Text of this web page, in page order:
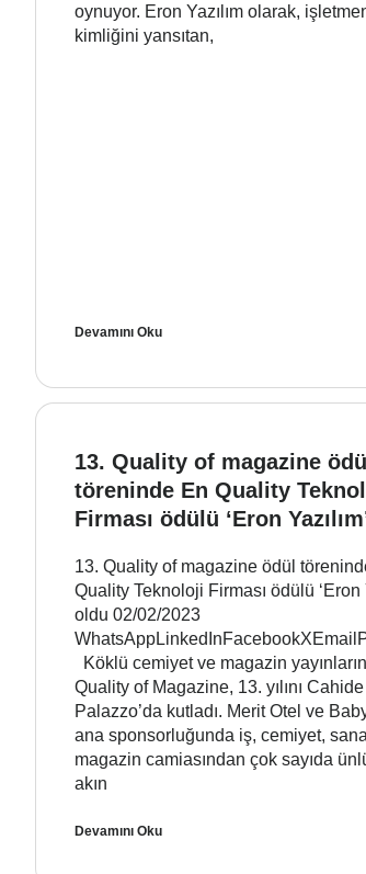
oynuyor. Eron Yazılım olarak,
kimliğini yansıtan,
Devamını Oku
13. Quality of magazine ödül
töreninde En Quality
Firması ödülü ‘Eron
13. Quality of magazine ödül
Quality Teknoloji Firması ödülü ‘Eron
oldu 02/02/2023
Köklü cemiyet ve magazin
Quality of Magazine, 13. yılını Cahide
Palazzo’da kutladı. Merit Otel ve
ana sponsorluğunda iş, cemiyet,
magazin camiasından çok sayıda
akın
Devamını Oku